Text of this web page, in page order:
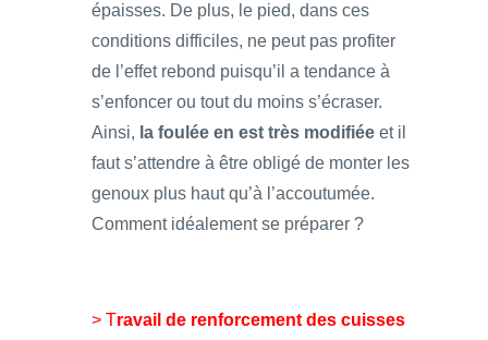
épaisses. De plus, le pied, dans ces
conditions difficiles, ne peut pas profiter
de l’effet rebond puisqu’il a tendance à
s’enfoncer ou tout du moins s’écraser.
Ainsi, la foulée en est très modifiée et il
faut s’attendre à être obligé de monter les
genoux plus haut qu’à l’accoutumée.
Comment idéalement se préparer ?
> Travail de renforcement des cuisses